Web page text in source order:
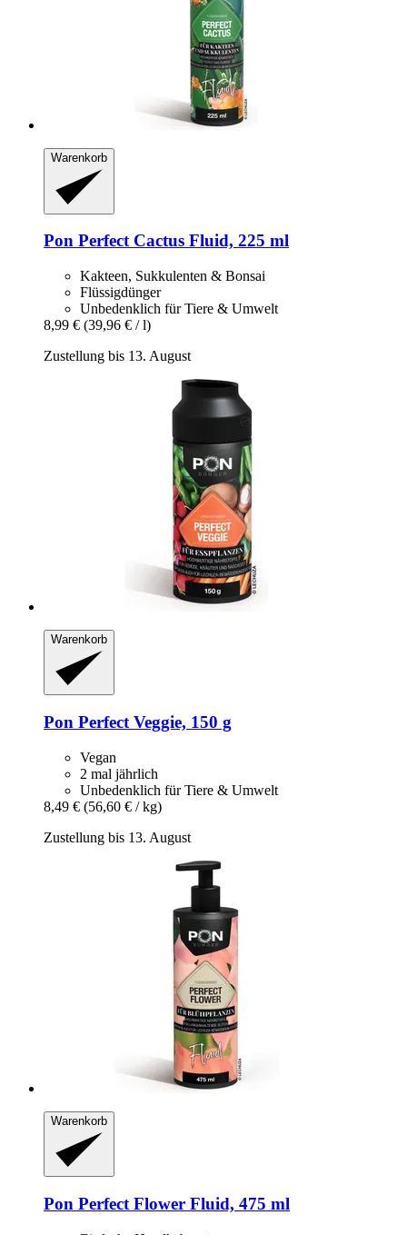
Warenkorb
Pon Perfect Cactus Fluid, 225 ml
Kakteen, Sukkulenten & Bonsai
Flüssigdünger
Unbedenklich für Tiere & Umwelt
8,99 € (39,96 € / l)
Zustellung bis 13. August
Warenkorb
Pon Perfect Veggie, 150 g
Vegan
2 mal jährlich
Unbedenklich für Tiere & Umwelt
8,49 € (56,60 € / kg)
Zustellung bis 13. August
Warenkorb
Pon Perfect Flower Fluid, 475 ml